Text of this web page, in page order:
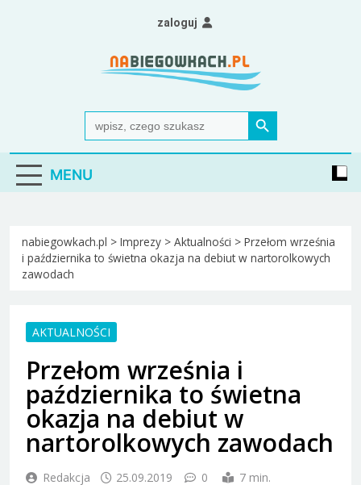
Nabiegowkach.pl
portal miłośników narciarstwa biegowego
Search
for:
Search Button
zaloguj
MENU
nabiegowkach.pl > Imprezy > Aktualności > Przełom września
i października to świetna okazja na debiut w nartorolkowych
zawodach
AKTUALNOŚCI
Przełom września i
października to świetna
okazja na debiut w
nartorolkowych zawodach
Redakcja 25.09.2019 0 7 min.